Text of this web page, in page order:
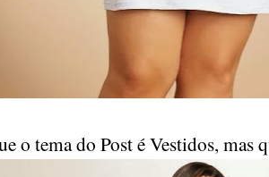
o tema do Post é Vestidos, mas